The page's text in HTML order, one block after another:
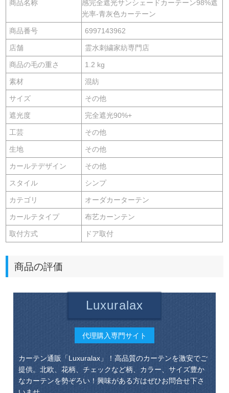
商品名称
感完全遮光サンシェードカーテーン98%遮
光率-青灰色カーテーン
商品番号 6997143962
店舗 霊水刺繍家紡専門店
商品の毛の重さ 1.2 kg
素材 混紡
サイズ その他
遮光度 完全遮光90%+
工芸 その他
生地 その他
カールテデザイン その他
スタイル シンプ
カテゴリ オーダカーターテン
カールテタイプ 布艺カーンテン
取付方式 ドア取付
商品の評価
Luxuralax
代理購入専門サイト
カーテン通販「Luxuralax」！高品質のカーテンを激安でご
提供。北欧、花柄、チェックなど柄、カラー、サイズ豊か
なカーテンを勢ぞろい！興味がある方はぜひお問合せ下さ